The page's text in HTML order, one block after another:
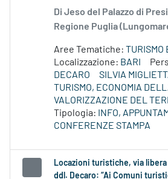
Di Jeso del Palazzo di
Regione Puglia
Aree Tematiche: TURISMO
Localizzazione: BARI
DECARO
SILVIA
TURISMO, ECONOMIA
VALORIZZAZIONE DEL
Tipologia:
INFO,
CONFERENZE STAMPA
Locazioni turistiche, via libera
ddl. Decaro: “Ai Comuni